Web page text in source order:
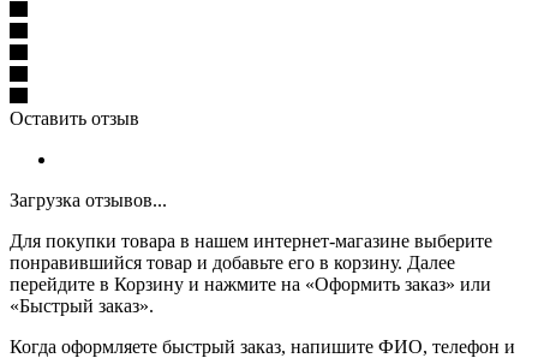
Оставить отзыв
Загрузка отзывов...
Для покупки товара в нашем интернет-магазине выберите
понравившийся товар и добавьте его в корзину. Далее
перейдите в Корзину и нажмите на «Оформить заказ» или
«Быстрый заказ».
Когда оформляете быстрый заказ, напишите ФИО, телефон и